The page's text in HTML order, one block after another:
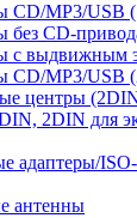
CD/MP3/USB
без CD-
с выдвижным
CD/MP3/USB
центры
2DIN для
адаптеры/
антенны